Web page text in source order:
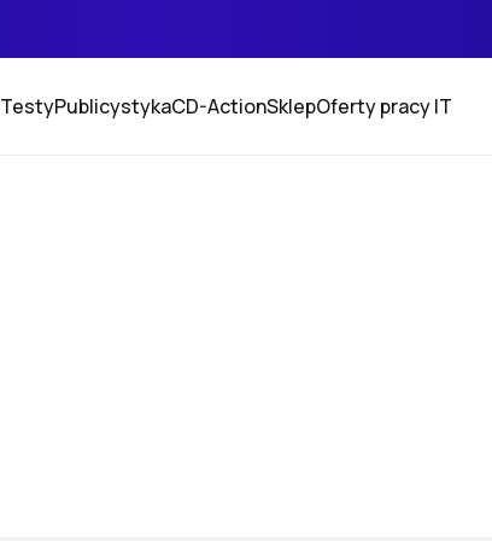
TestyPublicystykaCD-ActionSklepOferty pracy IT